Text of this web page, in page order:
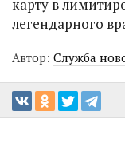
карту в
легендарного
Автор: Служба